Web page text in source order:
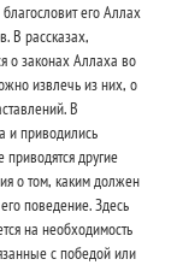
его Аллах
В рассказах,
о законах Аллаха во
извлечь из них, о
В
и приводились
другие
о том, каким должен
поведение. Здесь
на необходимость
с победой или